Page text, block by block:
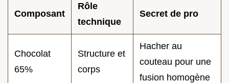
Composant
Rôle
technique
Secret de pro
Chocolat
65%
Structure et
corps
Hacher au
couteau pour une
fusion homogène